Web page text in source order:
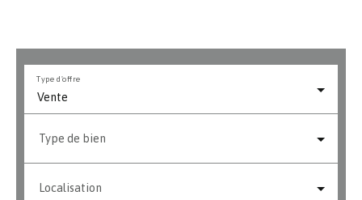
Vente
Type d'offre
Type de bien
Localisation